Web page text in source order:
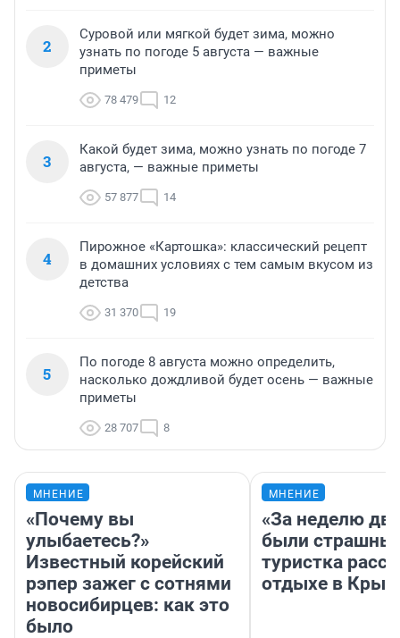
2
Суровой или мягкой будет зима, можно
узнать по погоде 5 августа — важные
приметы
78 479 12
3
Какой будет зима, можно узнать по погоде 7
августа, — важные приметы
57 877 14
4
Пирожное «Картошка»: классический рецепт
в домашних условиях с тем самым вкусом из
детства
31 370 19
5
По погоде 8 августа можно определить,
насколько дождливой будет осень — важные
приметы
28 707 8
МНЕНИЕ
«Почему вы
улыбаетесь?»
Известный корейский
рэпер зажег с сотнями
новосибирцев: как это
было
МНЕНИЕ
«За неделю
были
туристка
отдыхе в